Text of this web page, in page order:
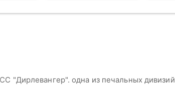
"Дирлевангер". одна из печальных дивизий